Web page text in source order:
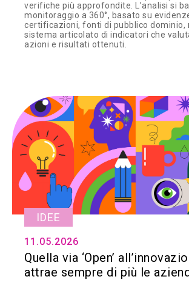
verifiche più approfondite. L’analisi si
monitoraggio a 360°, basato su
certificazioni, fonti di pubblico dominio,
sistema articolato di indicatori che
azioni e risultati ottenuti.
IDEE
11.05.2026
Quella via ‘Open’
attrae sempre di più le